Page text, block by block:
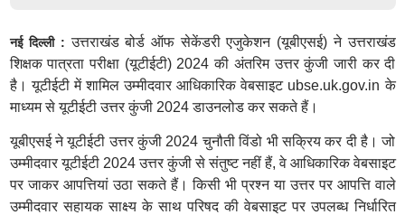
नई दिल्ली : उत्तराखंड बोर्ड ऑफ सेकेंडरी एजुकेशन (यूबीएसई) ने उत्तराखंड
शिक्षक पात्रता परीक्षा (यूटीईटी) 2024 की अंतरिम उत्तर कुंजी जारी कर दी
है। यूटीईटी में शामिल उम्मीदवार आधिकारिक वेबसाइट ubse.uk.gov.in के
माध्यम से यूटीईटी उत्तर कुंजी 2024 डाउनलोड कर सकते हैं।
यूबीएसई ने यूटीईटी उत्तर कुंजी 2024 चुनौती विंडो भी सक्रिय कर दी है। जो
उम्मीदवार यूटीईटी 2024 उत्तर कुंजी से संतुष्ट नहीं हैं, वे आधिकारिक वेबसाइट
पर जाकर आपत्तियां उठा सकते हैं। किसी भी प्रश्न या उत्तर पर आपत्ति वाले
उम्मीदवार सहायक साक्ष्य के साथ परिषद की वेबसाइट पर उपलब्ध निर्धारित